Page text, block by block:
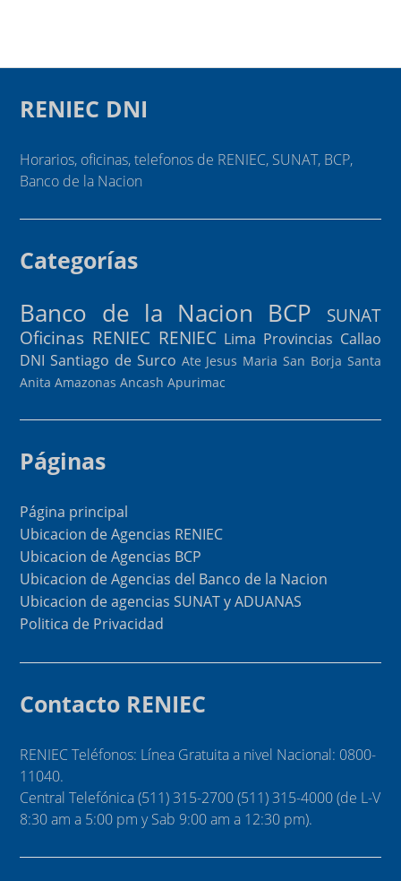
RENIEC DNI
Horarios, oficinas, telefonos de RENIEC, SUNAT, BCP,
Banco de la Nacion
Categorías
Banco de la Nacion BCP
SUNAT
Oficinas RENIEC RENIEC Lima Provincias Callao
DNI Santiago de Surco Ate Jesus Maria San Borja Santa
Anita Amazonas Ancash Apurimac
Páginas
Página principal
Ubicacion de Agencias RENIEC
Ubicacion de Agencias BCP
Ubicacion de Agencias del Banco de la Nacion
Ubicacion de agencias SUNAT y ADUANAS
Politica de Privacidad
Contacto RENIEC
RENIEC Teléfonos: Línea Gratuita a nivel Nacional: 0800-
11040.
Central Telefónica (511) 315-2700 (511) 315-4000 (de L-V
8:30 am a 5:00 pm y Sab 9:00 am a 12:30 pm).